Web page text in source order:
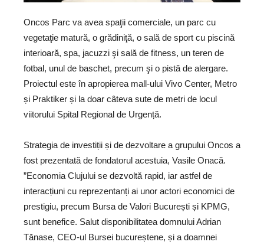
Oncos Parc va avea spaţii comerciale, un parc cu
vegetaţie matură, o grădiniţă, o sală de sport cu piscină
interioară, spa, jacuzzi şi sală de fitness, un teren de
fotbal, unul de baschet, precum şi o pistă de alergare.
Proiectul este în apropierea mall-ului Vivo Center, Metro
și Praktiker și la doar câteva sute de metri de locul
viitorului Spital Regional de Urgență.
Strategia de investiții și de dezvoltare a grupului Oncos a
fost prezentată de fondatorul acestuia, Vasile Onacă.
”Economia Clujului se dezvoltă rapid, iar astfel de
interacțiuni cu reprezentanți ai unor actori economici de
prestigiu, precum Bursa de Valori București și KPMG,
sunt benefice. Salut disponibilitatea domnului Adrian
Tănase, CEO-ul Bursei bucureștene, și a doamnei